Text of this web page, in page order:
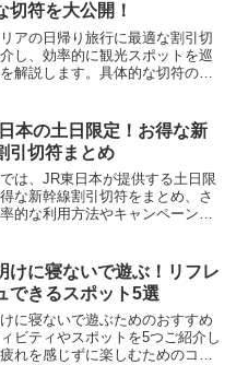
切符を大公開！
アの日帰り旅行に最適な割引切
し、効率的に観光スポットを巡
解説します。具体的な切符の選
の必読ガイドです。
本の土日限定！お得な新
引切符まとめ
は、JR東日本が提供する土日限
な新幹線割引切符をまとめ、さ
的な利用方法やキャンペーン情
ましょう。
けに寝ないで遊ぶ！リフレ
できるスポット5選
に寝ないで遊ぶためのおすすめ
ビティやスポットを5つご紹介し
れを感じずに楽しむためのコツ